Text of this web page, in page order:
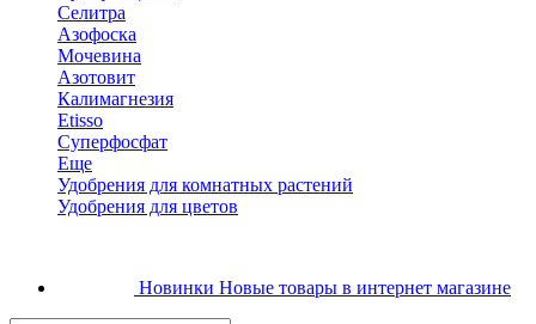
Селитра
Азофоска
Мочевина
Азотовит
Калимагнезия
Etisso
Суперфосфат
Еще
Удобрения для комнатных растений
Удобрения для цветов
Новинки Новые товары в интернет магазине